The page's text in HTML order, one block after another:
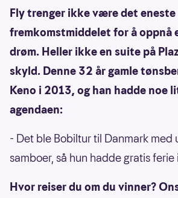
Fly trenger ikke være det eneste
fremkomstmiddelet for å oppnå
drøm. Heller ikke en suite på
skyld. Denne 32 år gamle
Keno i 2013, og han hadde noe
agendaen:
- Det ble Bobiltur til Danmark med
samboer, så hun hadde gratis
Hvor reiser du om du vinner?